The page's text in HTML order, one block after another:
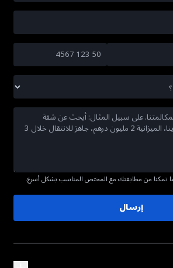
تمكنا من مطابقتك مع المختص المناسب بشكل أسرع.
إرسال